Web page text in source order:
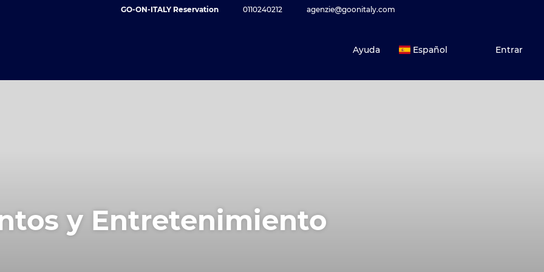
GO-ON-ITALY Reservation 0110240212 agenzie@goonitaly.com
Ayuda Español Entrar
y Entretenimiento